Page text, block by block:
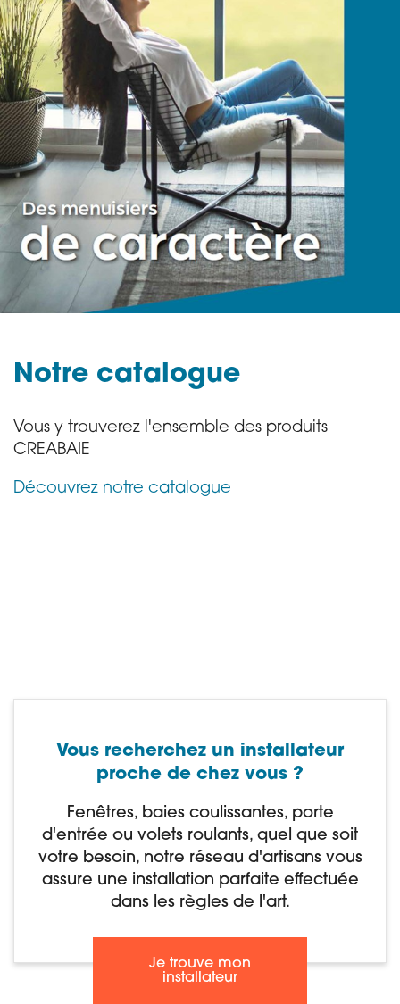
Notre catalogue
Vous y trouverez l'ensemble des produits
CREABAIE
Découvrez notre catalogue
Vous recherchez un installateur
proche de chez vous ?
Fenêtres, baies coulissantes, porte
d'entrée ou volets roulants, quel que soit
votre besoin, notre réseau d'artisans vous
assure une installation parfaite effectuée
dans les règles de l'art.
Je trouve mon
installateur